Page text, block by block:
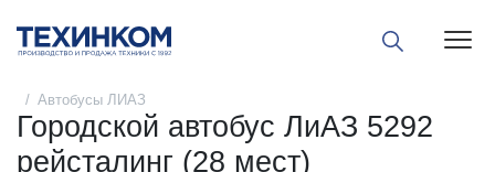
Автобусы ЛИАЗ
Городской автобус ЛиАЗ 5292
рейсталинг (28 мест)